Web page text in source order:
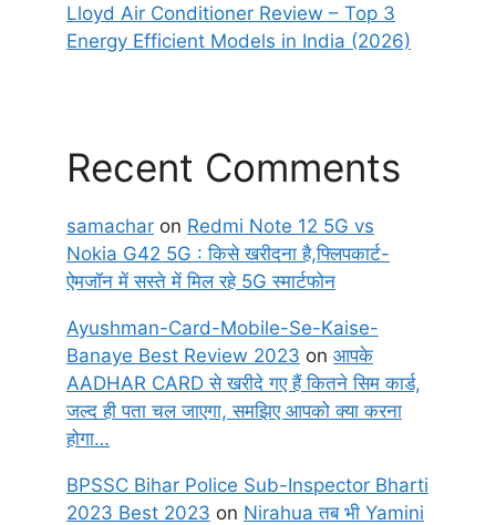
Lloyd Air Conditioner Review – Top 3
Energy Efficient Models in India (2026)
Recent Comments
samachar on Redmi Note 12 5G vs
Nokia G42 5G : किसे खरीदना है,फ्लिपकार्ट-
ऐमजॉन में सस्ते में मिल रहे 5G स्मार्टफोन
Ayushman-Card-Mobile-Se-Kaise-
Banaye Best Review 2023 on आपके
AADHAR CARD से खरीदे गए हैं कितने सिम कार्ड,
जल्द ही पता चल जाएगा, समझिए आपको क्या करना
होगा…
BPSSC Bihar Police Sub-Inspector Bharti
2023 Best 2023 on Nirahua तब भी Yamini